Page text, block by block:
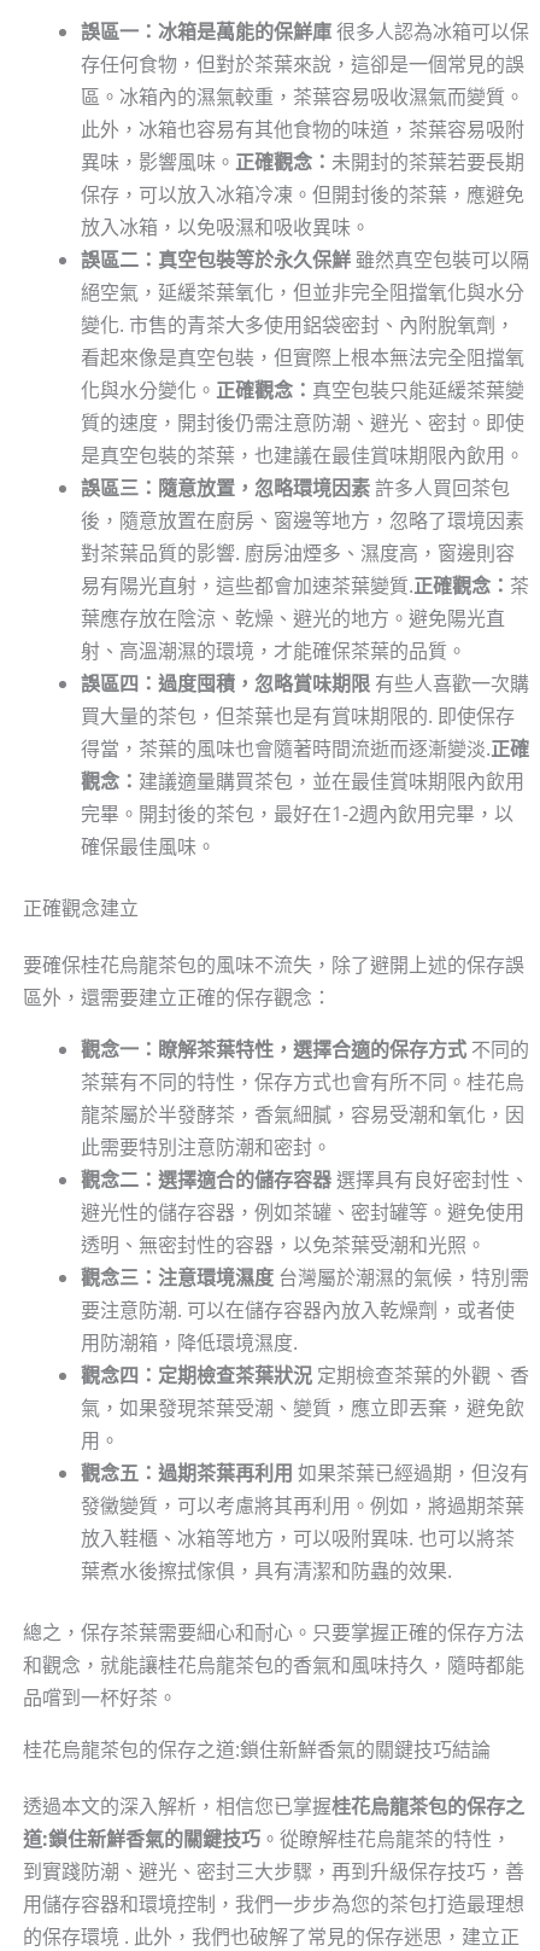
誤區一：冰箱是萬能的保鮮庫很多人認為冰箱可以保
存任何食物，但對於茶葉來說，這卻是一個常見的誤
區。冰箱內的濕氣較重，茶葉容易吸收濕氣而變質。
此外，冰箱也容易有其他食物的味道，茶葉容易吸附
異味，影響風味。 正確觀念： 未開封的茶葉若要長期
保存，可以放入冰箱冷凍。但開封後的茶葉，應避免
放入冰箱，以免吸濕和吸收異味。
誤區二：真空包裝等於永久保鮮雖然真空包裝可以隔
絕空氣，延緩茶葉氧化，但並非完全阻擋氧化與水分
變化. 市售的青茶大多使用鋁袋密封、內附脫氧劑，
看起來像是真空包裝，但實際上根本無法完全阻擋氧
化與水分變化。 正確觀念： 真空包裝只能延緩茶葉變
質的速度，開封後仍需注意防潮、避光、密封。即使
是真空包裝的茶葉，也建議在最佳賞味期限內飲用。
誤區三：隨意放置，忽略環境因素許多人買回茶包
後，隨意放置在廚房、窗邊等地方，忽略了環境因素
對茶葉品質的影響. 廚房油煙多、濕度高，窗邊則容
易有陽光直射，這些都會加速茶葉變質.正確觀念： 茶
葉應存放在陰涼、乾燥、避光的地方。避免陽光直
射、高溫潮濕的環境，才能確保茶葉的品質。
誤區四：過度囤積，忽略賞味期限有些人喜歡一次購
買大量的茶包，但茶葉也是有賞味期限的. 即使保存
得當，茶葉的風味也會隨著時間流逝而逐漸變淡.正確
觀念： 建議適量購買茶包，並在最佳賞味期限內飲用
完畢。開封後的茶包，最好在1-2週內飲用完畢，以
確保最佳風味。
正確觀念建立
要確保桂花烏龍茶包的風味不流失，除了避開上述的保存誤
區外，還需要建立正確的保存觀念：
觀念一：瞭解茶葉特性，選擇合適的保存方式不同的
茶葉有不同的特性，保存方式也會有所不同。桂花烏
龍茶屬於半發酵茶，香氣細膩，容易受潮和氧化，因
此需要特別注意防潮和密封。
觀念二：選擇適合的儲存容器選擇具有良好密封性、
避光性的儲存容器，例如茶罐、密封罐等。避免使用
透明、無密封性的容器，以免茶葉受潮和光照。
觀念三：注意環境濕度台灣屬於潮濕的氣候，特別需
要注意防潮. 可以在儲存容器內放入乾燥劑，或者使
用防潮箱，降低環境濕度.
觀念四：定期檢查茶葉狀況定期檢查茶葉的外觀、香
氣，如果發現茶葉受潮、變質，應立即丟棄，避免飲
用。
觀念五：過期茶葉再利用 如果茶葉已經過期，但沒有
發黴變質，可以考慮將其再利用。例如，將過期茶葉
放入鞋櫃、冰箱等地方，可以吸附異味. 也可以將茶
葉煮水後擦拭傢俱，具有清潔和防蟲的效果.
總之，保存茶葉需要細心和耐心。只要掌握正確的保存方法
和觀念，就能讓桂花烏龍茶包的香氣和風味持久，隨時都能
品嚐到一杯好茶。
桂花烏龍茶包的保存之道:鎖住新鮮香氣的關鍵技巧結論
透過本文的深入解析，相信您已掌握桂花烏龍茶包的保存之
道:鎖住新鮮香氣的關鍵技巧。從瞭解桂花烏龍茶的特性，
到實踐防潮、避光、密封三大步驟，再到升級保存技巧，善
用儲存容器和環境控制，我們一步步為您的茶包打造最理想
的保存環境 . 此外，我們也破解了常見的保存迷思，建立正